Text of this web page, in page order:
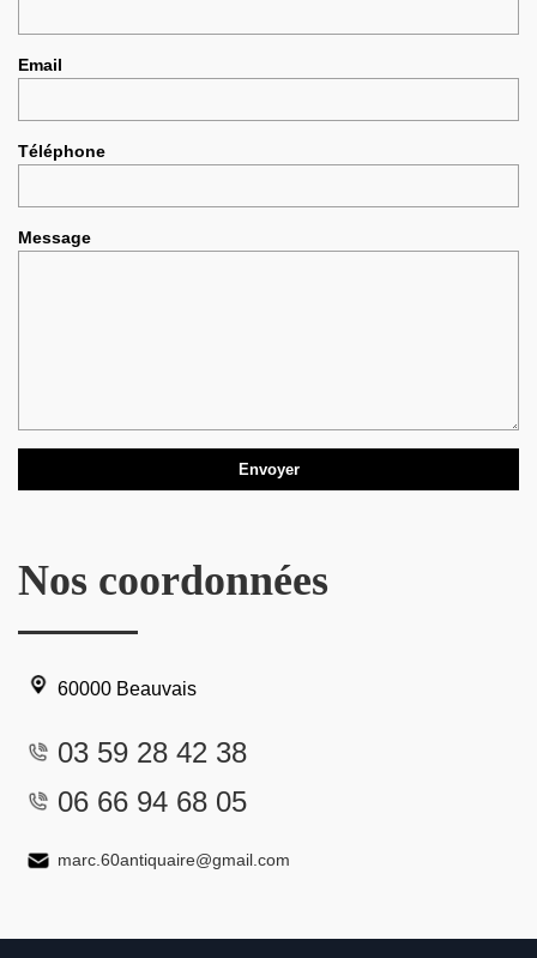
Email
Téléphone
Message
Nos coordonnées
60000 Beauvais
03 59 28 42 38
06 66 94 68 05
marc.60antiquaire@gmail.com